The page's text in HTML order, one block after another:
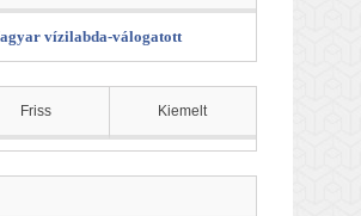
vízilabda-válogatott
Friss Kiemelt